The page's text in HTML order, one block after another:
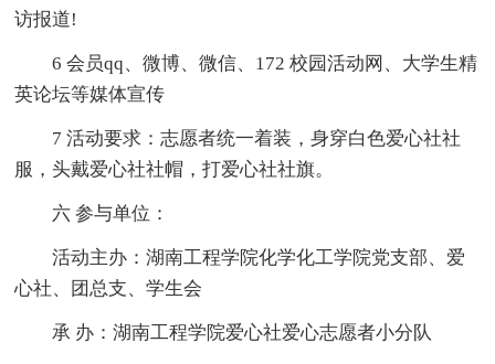
访报道!
6 会员qq、微博、微信、172 校园活动网、大学生精
英论坛等媒体宣传
7 活动要求：志愿者统一着装，身穿白色爱心社社
服，头戴爱心社社帽，打爱心社社旗。
六 参与单位：
活动主办：湖南工程学院化学化工学院党支部、爱
心社、团总支、学生会
承 办：湖南工程学院爱心社爱心志愿者小分队